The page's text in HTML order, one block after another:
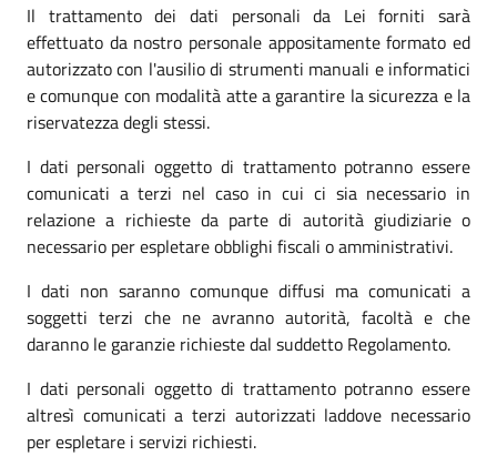
Il trattamento dei dati personali da Lei forniti sarà
effettuato da nostro personale appositamente formato ed
autorizzato con l'ausilio di strumenti manuali e informatici
e comunque con modalità atte a garantire la sicurezza e la
riservatezza degli stessi.
I dati personali oggetto di trattamento potranno essere
comunicati a terzi nel caso in cui ci sia necessario in
relazione a richieste da parte di autorità giudiziarie o
necessario per espletare obblighi fiscali o amministrativi.
I dati non saranno comunque diffusi ma comunicati a
soggetti terzi che ne avranno autorità, facoltà e che
daranno le garanzie richieste dal suddetto Regolamento.
I dati personali oggetto di trattamento potranno essere
altresì comunicati a terzi autorizzati laddove necessario
per espletare i servizi richiesti.